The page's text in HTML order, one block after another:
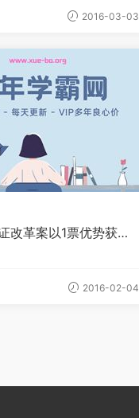
2016-03-03
改革案以1票优势获众
2016-02-04